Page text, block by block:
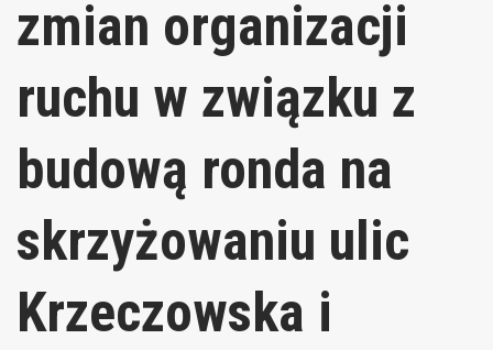
zmian organizacji
ruchu w związku z
budową ronda na
skrzyżowaniu ulic
Krzeczowska i